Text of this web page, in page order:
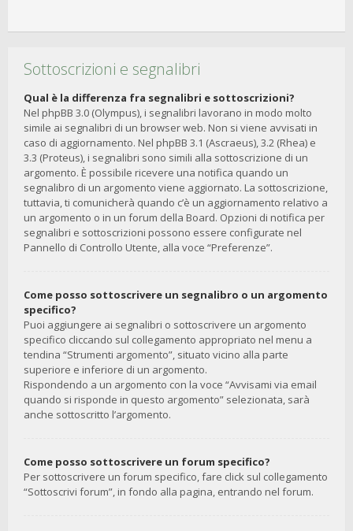
Sottoscrizioni e segnalibri
Qual è la differenza fra segnalibri e sottoscrizioni?
Nel phpBB 3.0 (Olympus), i segnalibri lavorano in modo molto
simile ai segnalibri di un browser web. Non si viene avvisati in
caso di aggiornamento. Nel phpBB 3.1 (Ascraeus), 3.2 (Rhea) e
3.3 (Proteus), i segnalibri sono simili alla sottoscrizione di un
argomento. È possibile ricevere una notifica quando un
segnalibro di un argomento viene aggiornato. La sottoscrizione,
tuttavia, ti comunicherà quando c’è un aggiornamento relativo a
un argomento o in un forum della Board. Opzioni di notifica per
segnalibri e sottoscrizioni possono essere configurate nel
Pannello di Controllo Utente, alla voce “Preferenze”.
Come posso sottoscrivere un segnalibro o un argomento
specifico?
Puoi aggiungere ai segnalibri o sottoscrivere un argomento
specifico cliccando sul collegamento appropriato nel menu a
tendina “Strumenti argomento”, situato vicino alla parte
superiore e inferiore di un argomento.
Rispondendo a un argomento con la voce “Avvisami via email
quando si risponde in questo argomento” selezionata, sarà
anche sottoscritto l’argomento.
Come posso sottoscrivere un forum specifico?
Per sottoscrivere un forum specifico, fare click sul collegamento
“Sottoscrivi forum”, in fondo alla pagina, entrando nel forum.